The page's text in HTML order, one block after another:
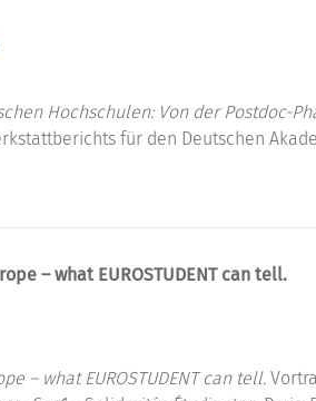
Hochschulen: Von der Postdoc-
für den Deutschen
– what EUROSTUDENT can tell.
– what EUROSTUDENT can tell.